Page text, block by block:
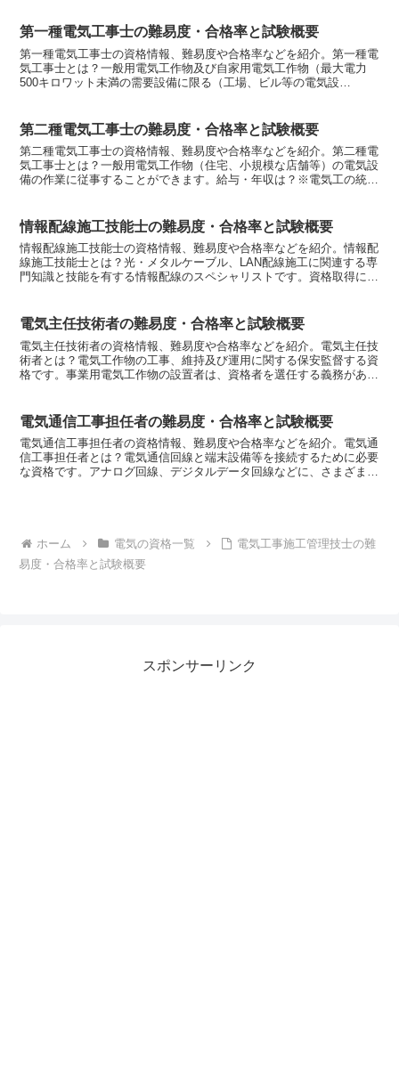
第一種電気工事士の難易度・合格率と試験概要
第一種電気工事士の資格情報、難易度や合格率などを紹介。第一種電
気工事士とは？一般用電気工作物及び自家用電気工作物（最大電力
500キロワット未満の需要設備に限る（工場、ビル等の電気設
第二種電気工事士の難易度・合格率と試験概要
第二種電気工事士の資格情報、難易度や合格率などを紹介。第二種電
気工事士とは？一般用電気工作物（住宅、小規模な店舗等）の電気設
備の作業に従事することができます。給与・年収は？※電気工の統計
情報配線施工技能士の難易度・合格率と試験概要
情報配線施工技能士の資格情報、難易度や合格率などを紹介。情報配
線施工技能士とは？光・メタルケーブル、LAN配線施工に関連する専
門知識と技能を有する情報配線のスペシャリストです。資格取得に
電気主任技術者の難易度・合格率と試験概要
電気主任技術者の資格情報、難易度や合格率などを紹介。電気主任技
術者とは？電気工作物の工事、維持及び運用に関する保安監督する資
格です。事業用電気工作物の設置者は、資格者を選任する義務があり
電気通信工事担任者の難易度・合格率と試験概要
電気通信工事担任者の資格情報、難易度や合格率などを紹介。電気通
信工事担任者とは？電気通信回線と端末設備等を接続するために必要
な資格です。アナログ回線、デジタルデータ回線などに、さまざまな
ホーム 電気の資格一覧
電気工事施工管理技士の難
易度・合格率と試験概要
スポンサーリンク